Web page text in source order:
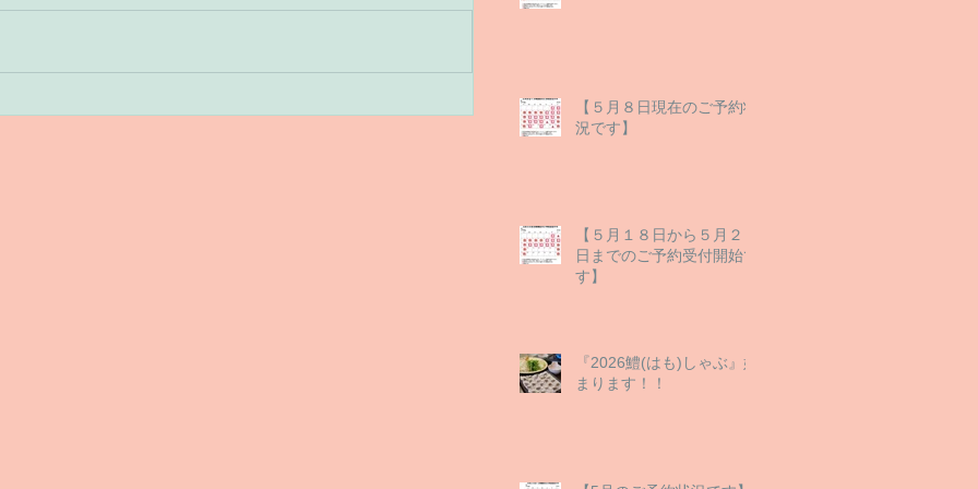
【５月８日現在のご予約状
況です】
【５月１８日から５月２９
日までのご予約受付開始で
す】
『2026鱧(はも)しゃぶ』始
まります！！